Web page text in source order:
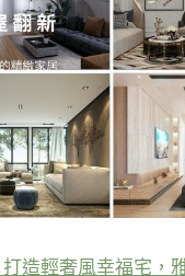
造輕奢風幸福宅，